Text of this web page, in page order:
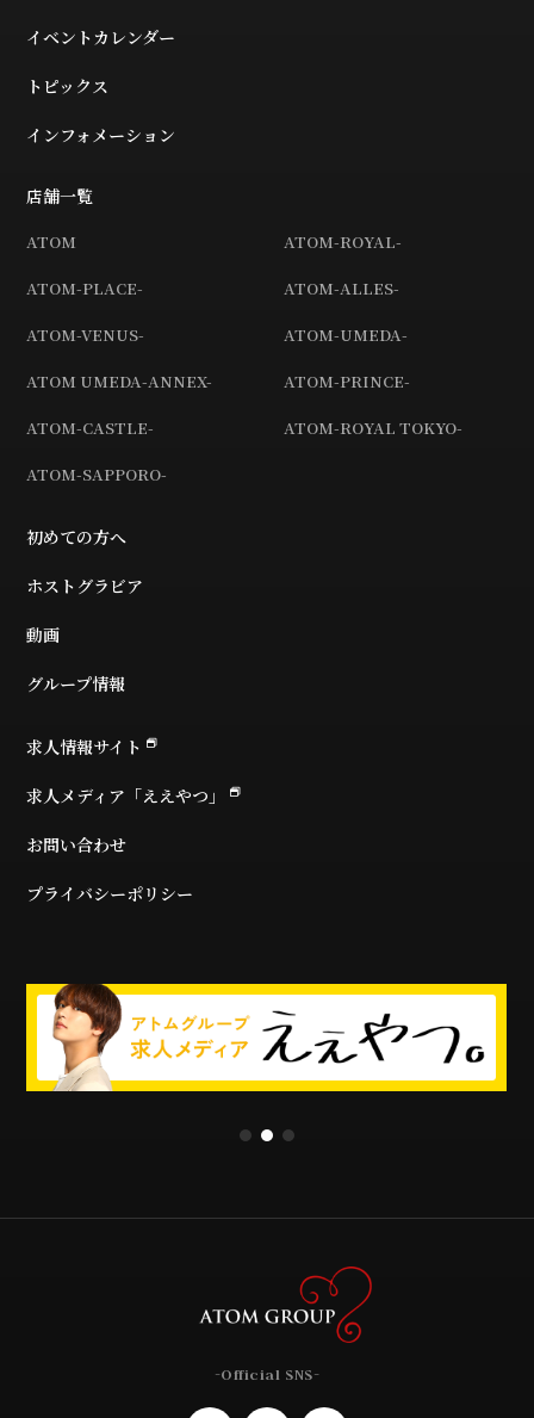
イベントカレンダー
トピックス
インフォメーション
店舗一覧
ATOM ATOM-ROYAL-
ATOM-PLACE- ATOM-ALLES-
ATOM-VENUS- ATOM-UMEDA-
ATOM UMEDA-ANNEX- ATOM-PRINCE-
ATOM-CASTLE- ATOM-ROYAL TOKYO-
ATOM-SAPPORO-
初めての方へ
ホストグラビア
動画
グループ情報
求人情報サイト
求人メディア「ええやつ」
お問い合わせ
プライバシーポリシー
-Official SNS-